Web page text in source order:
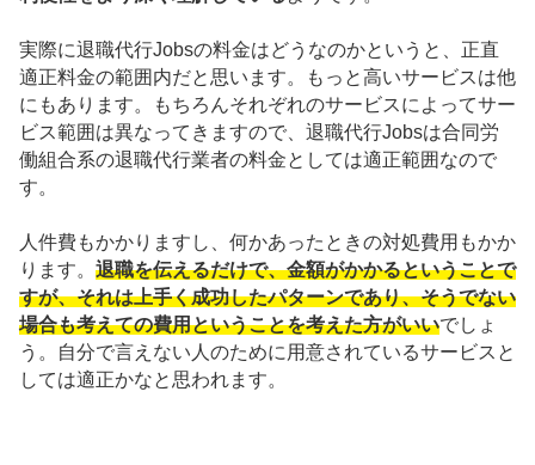
実際に退職代行Jobsの料金はどうなのかというと、正直
適正料金の範囲内だと思います。もっと高いサービスは他
にもあります。もちろんそれぞれのサービスによってサー
ビス範囲は異なってきますので、退職代行Jobsは合同労
働組合系の退職代行業者の料金としては適正範囲なので
す。
人件費もかかりますし、何かあったときの対処費用もかか
ります。 退職を伝えるだけで、金額がかかるということで
すが、それは上手く成功したパターンであり、そうでない
場合も考えての費用ということを考えた方がいいでしょ
う。自分で言えない人のために用意されているサービスと
しては適正かなと思われます。